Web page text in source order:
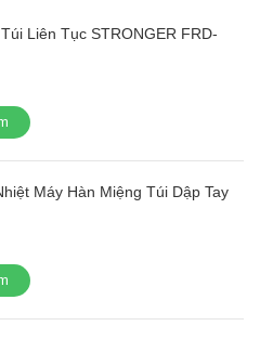
Liên Tục STRONGER FRD-
Máy Hàn Miệng Túi Dập Tay